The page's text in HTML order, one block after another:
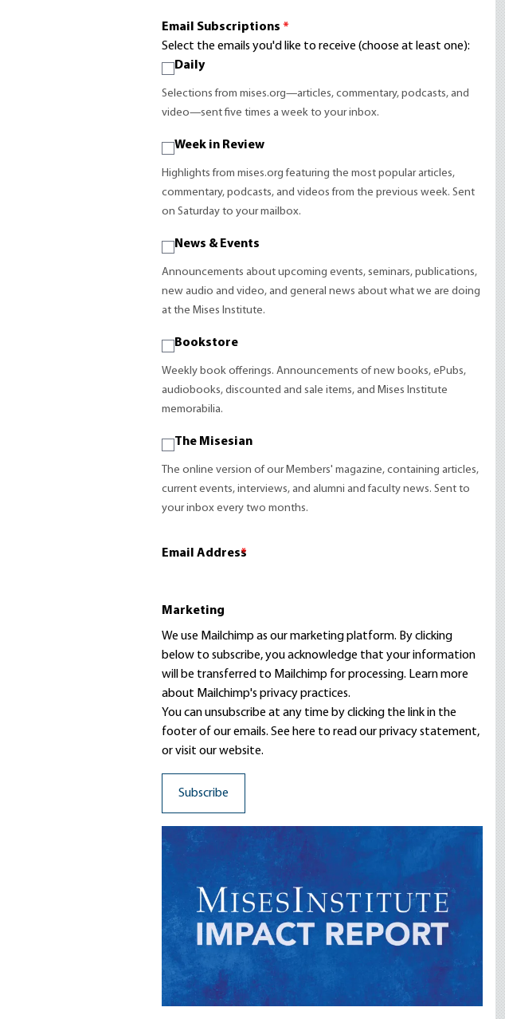
Email Subscriptions *
Select the emails you'd like to receive (choose at least one):
Daily
Selections from mises.org—articles, commentary, podcasts, and
video—sent five times a week to your inbox.
Week in Review
Highlights from mises.org featuring the most popular articles,
commentary, podcasts, and videos from the previous week. Sent
on Saturday to your mailbox.
News & Events
Announcements about upcoming events, seminars, publications,
new audio and video, and general news about what we are doing
at the Mises Institute.
Bookstore
Weekly book offerings. Announcements of new books, ePubs,
audiobooks, discounted and sale items, and Mises Institute
memorabilia.
The Misesian
The online version of our Members' magazine, containing articles,
current events, interviews, and alumni and faculty news. Sent to
your inbox every two months.
Email Address
*
Marketing
We use Mailchimp as our marketing platform. By clicking
below to subscribe, you acknowledge that your information
will be transferred to Mailchimp for processing. Learn more
about Mailchimp's privacy practices.
You can unsubscribe at any time by clicking the link in the
footer of our emails. See here to read ourprivacy statement,
or visit our website.